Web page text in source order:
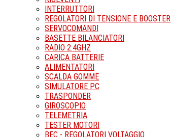
INTERRUTTORI
REGOLATORI DI TENSIONE E BOOSTER
SERVOCOMANDI
BASETTE BILANCIATORI
RADIO 2.4GHZ
CARICA BATTERIE
ALIMENTATORI
SCALDA GOMME
SIMULATORE PC
TRASPONDER
GIROSCOPIO
TELEMETRIA
TESTER MOTORI
BEC - REGOLATORI VOLTAGGIO